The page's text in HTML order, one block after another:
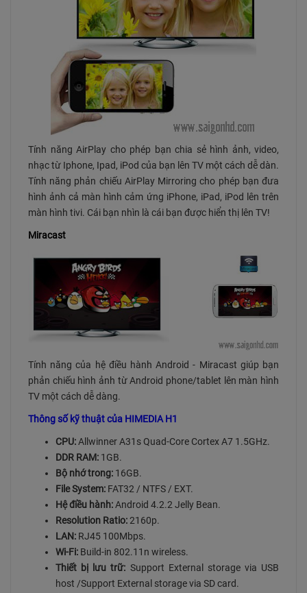
Tính năng AirPlay cho phép bạn chia sẻ hình ảnh, video,
nhạc từ Iphone, Ipad, iPod của bạn lên TV một cách dễ dàn.
Tính năng phản chiếu AirPlay Mirroring cho phép bạn đưa
hình ảnh cả màn hình cảm ứng iPhone, iPad, iPod lên trên
màn hình tivi. Cái bạn nhìn là cái bạn được hiển thị lên TV!
Miracast
Tính năng của hệ điều hành Android - Miracast giúp bạn
phản chiếu hình ảnh từ Android phone/tablet lên màn hình
TV một cách dễ dàng.
Thông số kỹ thuật của HIMEDIA H1
CPU:Allwinner A31s Quad-Core Cortex A7 1.5GHz.
DDR RAM: 1GB.
Bộ nhớ trong: 16GB.
File System: FAT32 / NTFS / EXT.
Hệ điều hành:Android 4.2.2 Jelly Bean.
Resolution Ratio:2160p.
LAN: RJ45 100Mbps.
Wi-Fi: Build-in 802.11n wireless.
Thiết bị lưu trữ: Support External storage via USB
host /Support External storage via SD card.